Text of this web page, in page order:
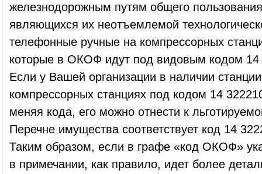
железнодорожным путям общего
являющихся их неотъемлемой
телефонные ручные на компрессорных
которые в ОКОФ идут под видовым кодом 14
Если у Вашей организации в наличии
компрессорных станциях под кодом 14
меняя кода, его можно отнести к
Перечне имущества соответствует код 14
Таким образом, если в графе «код ОКОФ»
в примечании, как правило, идет более